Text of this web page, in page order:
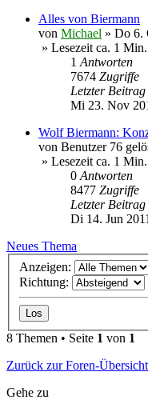
Alles von Biermann
von Michael » Do 6.
» Lesezeit ca. 1 Min.
1Antworten
7674 Zugriffe
Letzter Beitrag
Mi 23. Nov
Wolf Biermann:
von Benutzer 76
» Lesezeit ca. 1 Min.
0Antworten
8477 Zugriffe
Letzter Beitrag
Di 14. Jun
Neues Thema
Anzeigen:
Richtung:
8 Themen • Seite 1 von 1
Zurück zur Foren-Übersicht
Gehe zu